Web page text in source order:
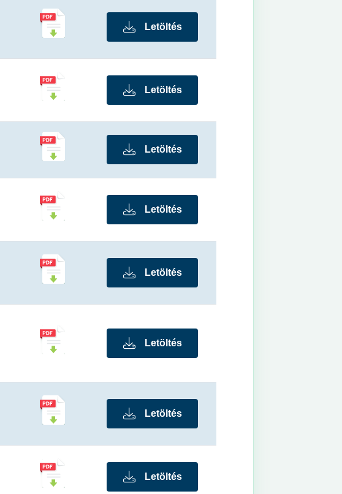
Letöltés
Letöltés
Letöltés
Letöltés
Letöltés
Letöltés
Letöltés
Letöltés